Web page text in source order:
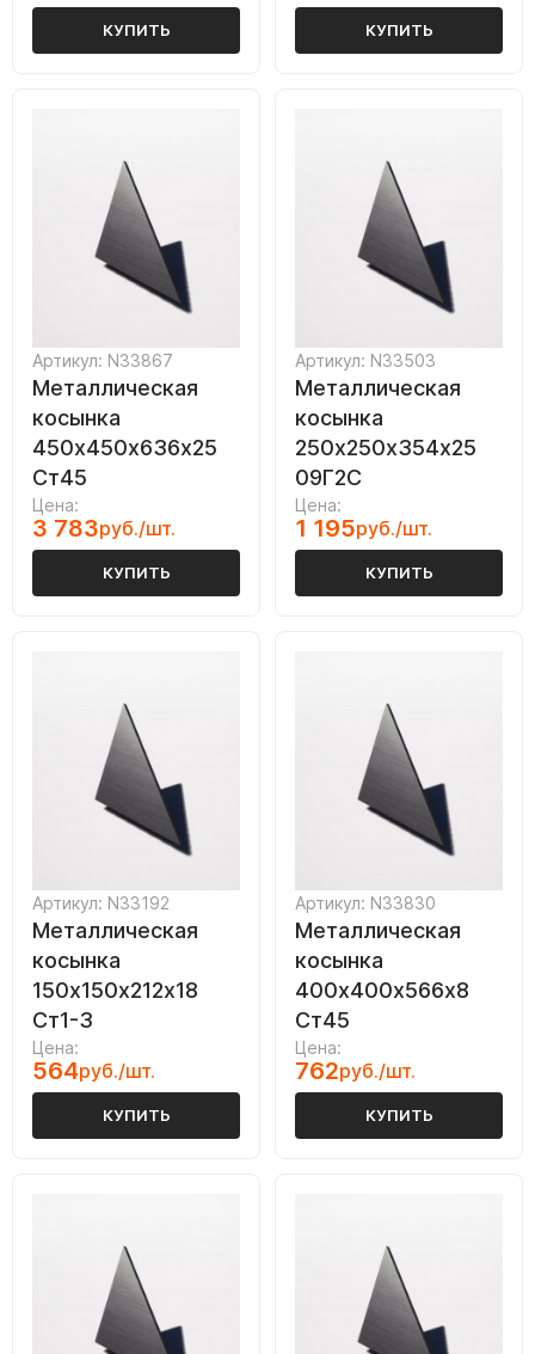
КУПИТЬ КУПИТЬ
Артикул: N33867
Металлическая
косынка
450х450х636х25
Ст45
Цена:
3 783руб./шт.
КУПИТЬ
Артикул: N33503
Металлическая
косынка
250х250х354х25
09Г2С
Цена:
1 195руб./шт.
КУПИТЬ
Артикул: N33192
Металлическая
косынка
150х150х212х18
Ст1-3
Цена:
564руб./шт.
КУПИТЬ
Артикул: N33830
Металлическая
косынка
400х400х566х8
Ст45
Цена:
762руб./шт.
КУПИТЬ